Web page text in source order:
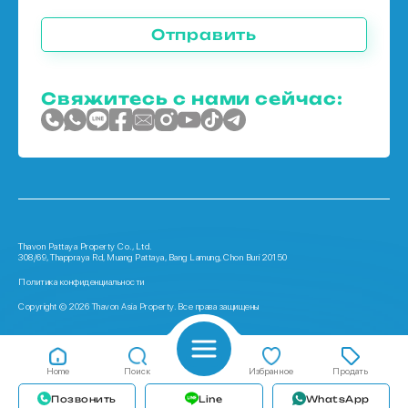
Home Поиск Избранное Продать
Позвонить Line WhatsApp
Отправить
Свяжитесь с нами сейчас:
Thavon Pattaya Property Co., Ltd.
308/69, Thappraya Rd, Muang Pattaya, Bang Lamung, Chon Buri 20150
Политика конфиденциальности
Copyright © 2026 Thavon Asia Property. Все права защищены